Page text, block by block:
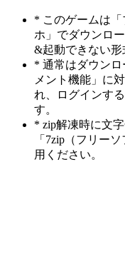
* このゲームは
ホ」でダウンロ
&起動できない形
* 通常はダウン
メント機能」に
れ、ログインす
す。
* zip解凍時に文
「7zip（フリー
用ください。